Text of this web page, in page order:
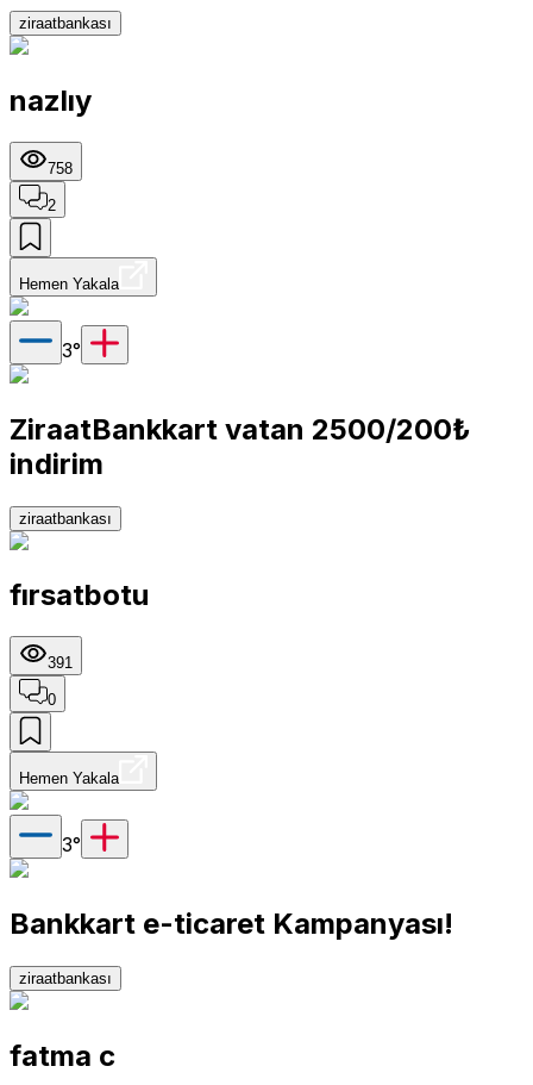
ziraatbankası
nazlıy
758
2
Hemen Yakala
3°
ZiraatBankkart vatan 2500/200₺
indirim
ziraatbankası
fırsatbotu
391
0
Hemen Yakala
3°
Bankkart e-ticaret Kampanyası!
ziraatbankası
fatma c